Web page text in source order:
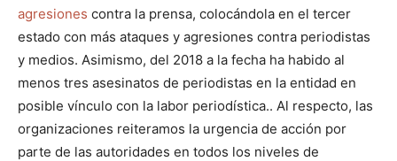
agresiones contra la prensa, colocándola en el tercer
estado con más ataques y agresiones contra periodistas
y medios. Asimismo, del 2018 a la fecha ha habido al
menos tres asesinatos de periodistas en la entidad en
posible vínculo con la labor periodística.. Al respecto, las
organizaciones reiteramos la urgencia de acción por
parte de las autoridades en todos los niveles de